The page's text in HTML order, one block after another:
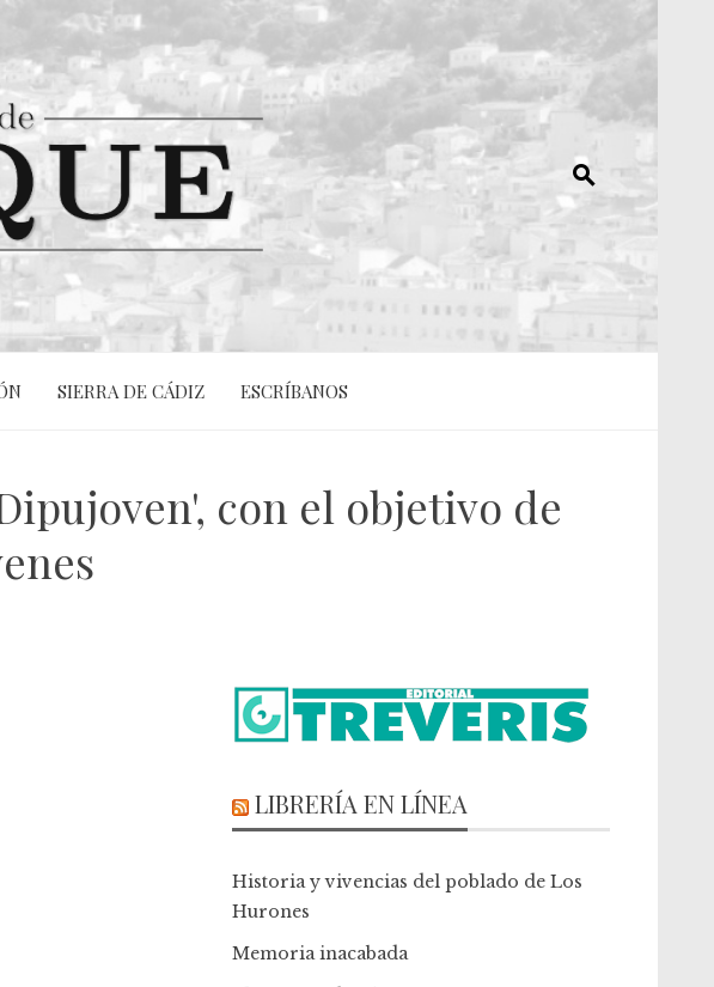
SIERRA DE CÁDIZ ESCRÍBANOS
con el objetivo de
LIBRERÍA EN LÍNEA
Historia y vivencias del poblado de Los
Hurones
Memoria inacabada